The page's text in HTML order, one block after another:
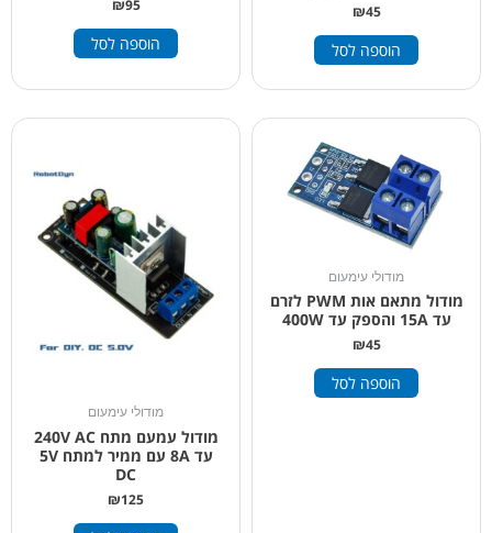
₪45
הוספה לסל
₪95
הוספה לסל
מודולי עימעום
מודול מתאם אות PWM לזרם
עד 15A והספק עד 400W
₪45
הוספה לסל
מודולי עימעום
מודול עמעם מתח 240V AC
עד 8A עם ממיר למתח 5V
DC
₪125